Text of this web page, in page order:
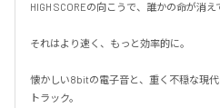
HIGH SCOREの向こうで、誰かの命が消え
それはより速く、もっと効率的に。
懐かしい8bitの電子音と、重く不穏な現
トラック。